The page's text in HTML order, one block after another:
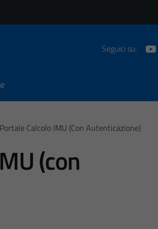
Seguici su:
Calcolo IMU (con Autenticazione)
(con